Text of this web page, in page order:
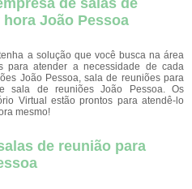
de salas de
João Pessoa
a solução que você busca na área
para atender a necessidade de cada
João Pessoa, sala de reuniões para
sala de reuniões João Pessoa. Os
Virtual estão prontos para atendê-lo
mesmo!
de reunião para